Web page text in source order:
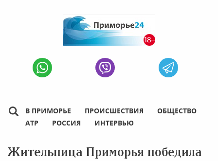
В ПРИМОРЬЕ ПРОИСШЕСТВИЯ
ОБЩЕСТВО
АТР
РОССИЯ ИНТЕРВЬЮ
Жительница Приморья победила